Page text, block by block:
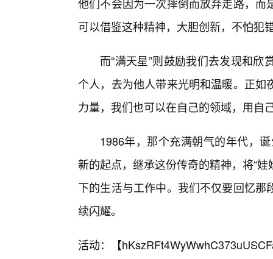
可以借鉴这种精神，大胆创新，不怕犯
而“满天星”则鼓励我们去发现和
个人，去为他人带来光明和温暖。正
力量，我们也可以在自己的领域，用自
1986年，那个充满朝气的年代，
新的起点，继承这份传奇的精神，将“
下的生活与工作中。我们不仅要回忆
续闪耀。
活动：【